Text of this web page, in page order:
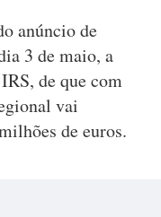
anúncio de
3 de maio, a
de que com
vai
de euros.